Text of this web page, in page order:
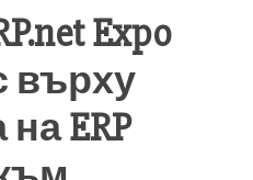
Expo
върху
ERP